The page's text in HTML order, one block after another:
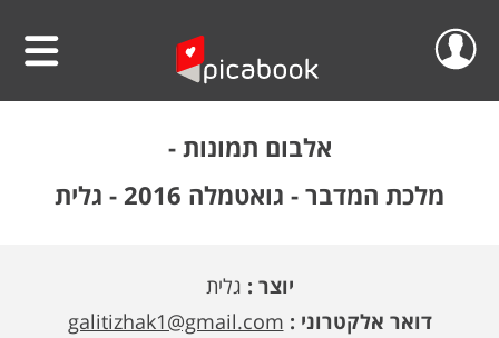
אלבומים
הגדה אישית לפסח
שלום
הפרוייקטים שלי
אלבום תמונות -
מלכת המדבר - גואטמלה 2016 - גלית
יוצר : גלית
דואר אלקטרוני : galitizhak1@gmail.com